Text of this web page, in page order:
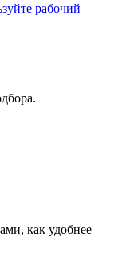
рабочий
как удобнее